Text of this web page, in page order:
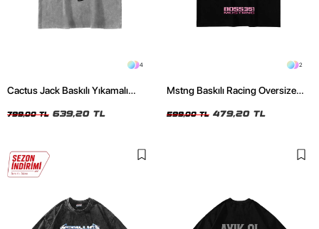
4
Cactus Jack Baskılı Yıkamalı
799,00 TL 639,20 TL
2
Mstng Baskılı Racing Oversize
599,00 TL 479,20 TL